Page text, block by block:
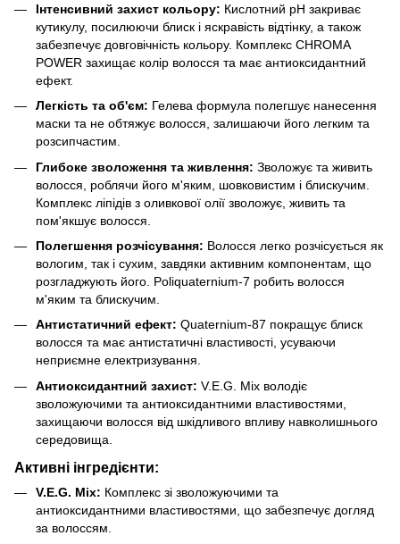
Інтенсивний захист кольору: Кислотний pH закриває
кутикулу, посилюючи блиск і яскравість відтінку, а також
забезпечує довговічність кольору. Комплекс CHROMA
POWER захищає колір волосся та має антиоксидантний
ефект.
Легкість та об'єм: Гелева формула полегшує нанесення
маски та не обтяжує волосся, залишаючи його легким та
розсипчастим.
Глибоке зволоження та живлення: Зволожує та живить
волосся, роблячи його м'яким, шовковистим і блискучим.
Комплекс ліпідів з оливкової олії зволожує, живить та
пом'якшує волосся.
Полегшення розчісування: Волосся легко розчісується як
вологим, так і сухим, завдяки активним компонентам, що
розгладжують його. Poliquaternium-7 робить волосся
м'яким та блискучим.
Антистатичний ефект: Quaternium-87 покращує блиск
волосся та має антистатичні властивості, усуваючи
неприємне електризування.
Антиоксидантний захист: V.E.G. Mix володіє
зволожуючими та антиоксидантними властивостями,
захищаючи волосся від шкідливого впливу навколишнього
середовища.
Активні інгредієнти:
V.E.G. Mix: Комплекс зі зволожуючими та
антиоксидантними властивостями, що забезпечує догляд
за волоссям.